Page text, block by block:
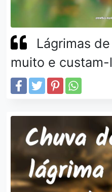
Lágrimas
muito e